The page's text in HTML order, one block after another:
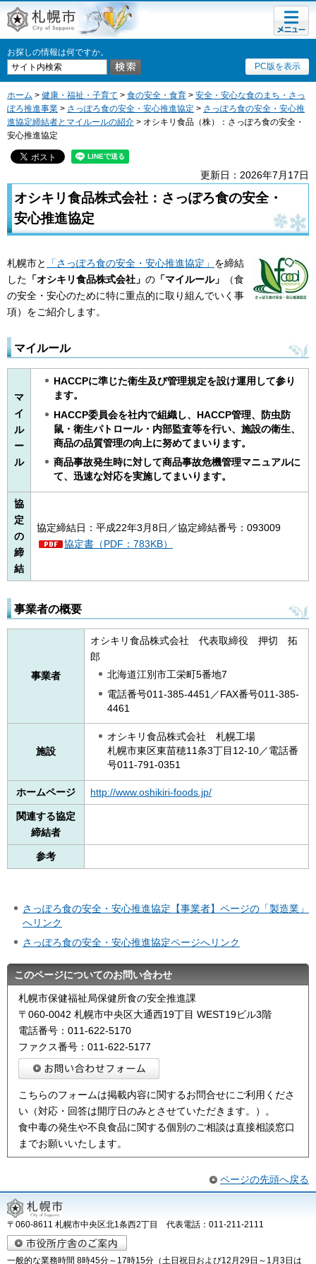
札幌市
お探しの情報は何ですか。
PC版を表示
メニュ
ー
ホーム > 健康・福祉・子育て > 食の安全・食育 > 安全・安心な食のまち・さっ
ぽろ推進事業 > さっぽろ食の安全・安心推進協定 > さっぽろ食の安全・安心推
進協定締結者とマイルールの紹介 > オシキリ食品（株）：さっぽろ食の安全・
安心推進協定
更新日：2026年7月17日
オシキリ食品株式会社：さっぽろ食の安全・
安心推進協定
札幌市と 「さっぽろ食の安全・安心推進協定」 を締結
した 「オシキリ食品株式会社」 の 「マイルール」
（食
の安全・安心のために特に重点的に取り組んでいく事
項）をご紹介します。
マイルール
マ
イ
ル
ー
ル
HACCPに準じた衛生及び管理規定を設け運用して参り
ます。
HACCP委員会を社内で組織し、HACCP管理、防虫防
鼠・衛生パトロール・内部監査等を行い、施設の衛生、
商品の品質管理の向上に努めてまいります。
商品事故発生時に対して商品事故危機管理マニュアルに
て、迅速な対応を実施してまいります。
協
定
の
締
結
協定締結日：平成22年3月8日／協定締結番号：093009
協定書（PDF：783KB）
事業者の概要
事業者
オシキリ食品株式会社 代表取締役 押切 拓
郎
北海道江別市工栄町5番地7
電話番号011-385-4451／FAX番号011-385-
4461
施設
オシキリ食品株式会社 札幌工場
札幌市東区東苗穂11条3丁目12-10／電話番
号011-791-0351
ホームページ http://www.oshikiri-foods.jp/
関連する協定
締結者
参考
さっぽろ食の安全・安心推進協定【事業者】ページの「製造業」
へリンク
さっぽろ食の安全・安心推進協定ページへリンク
このページについてのお問い合わせ
札幌市保健福祉局保健所食の安全推進課
〒060-0042 札幌市中央区大通西19丁目 WEST19ビル3階
電話番号：011-622-5170
ファクス番号：011-622-5177
こちらのフォームは掲載内容に関するお問合せにご利用くださ
い（対応・回答は開庁日のみとさせていただきます。）。
食中毒の発生や不良食品に関する個別のご相談は直接相談窓口
までお願いいたします。
ページの先頭へ戻る
〒060-8611 札幌市中央区北1条西2丁目 代表電話：011-211-2111
一般的な業務時間 8時45分～17時15分（土日祝日および12月29日～1月3日は